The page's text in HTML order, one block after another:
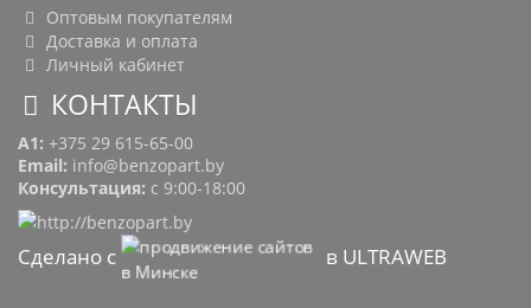
Оптовым покупателям
Доставка и оплата
Личный кабинет
КОНТАКТЫ
A1: +375 29 615-65-00
Email: info@benzopart.by
Консультация: с 9:00-18:00
Сделано с в ULTRAWEB